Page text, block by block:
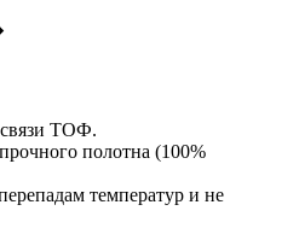
связи ТОФ.
полотна (100%
температур и не